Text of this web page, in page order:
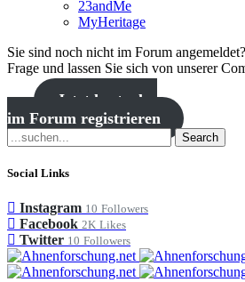
23andMe
MyHeritage
Sie sind noch nicht im Forum
Frage und lassen Sie sich von unserer
Jetzt kostenlos
im Forum registrieren
Search
Social Links
Instagram 10 Followers
Facebook 2K Likes
Twitter 10 Followers